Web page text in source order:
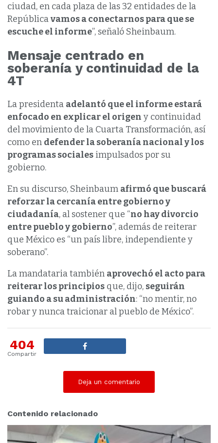
ciudad, en cada plaza de las 32 entidades de la
Repúblicavamos a conectarnos para que se
escuche el informe”, señaló Sheinbaum.
Mensaje centrado en
soberanía y continuidad de la
4T
La presidenta adelantó que el informe estará
enfocado en explicar el origen y continuidad
del movimiento de la Cuarta Transformación, así
como en defender la soberanía nacional y los
programas sociales impulsados por su
gobierno.
En su discurso, Sheinbaum afirmó que buscará
reforzar la cercanía entre gobierno y
ciudadanía, al sostener que “no hay divorcio
entre pueblo y gobierno”, además de reiterar
que México es “un país libre, independiente y
soberano”.
La mandataria también aprovechó el acto para
reiterar los principios que, dijo, seguirán
guiando a su administración: “no mentir, no
robar y nunca traicionar al pueblo de México”.
404
Compartir
Deja un comentario
Contenido relacionado